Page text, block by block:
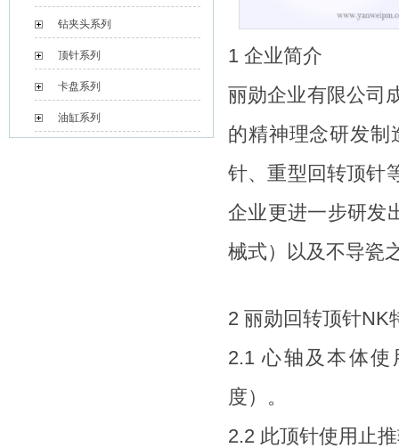
1 企业简介
丽勋企业有限公司
的精神理念研发制
针、重型回转顶针
企业更进一步研发
械式）以及不导瓷
2 丽勋回转顶针NK
2.1 心轴及本体
度）。
2.2 此顶针使用止
钻夹头系列
顶针系列
卡盘系列
油缸系列